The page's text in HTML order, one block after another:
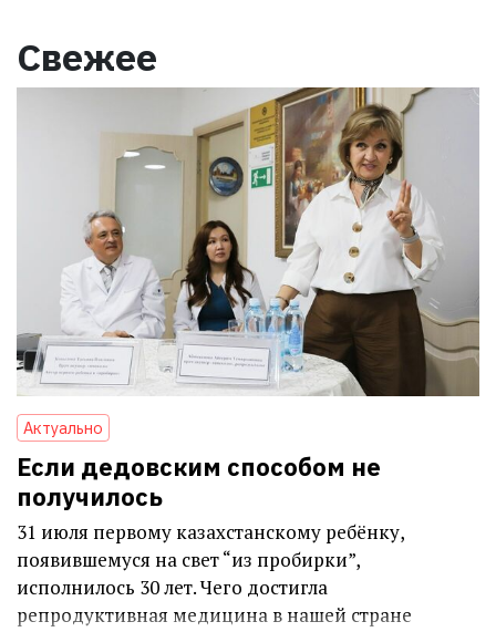
Свежее
Актуально
Если дедовским способом не
получилось
31 июля первому казахстанскому ребёнку,
появившемуся на свет “из пробирки”,
исполнилось 30 лет. Чего достигла
репродуктивная медицина в нашей стране